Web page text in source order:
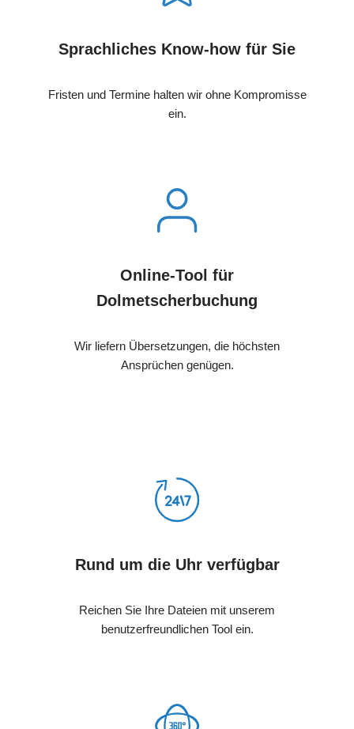
Sprachliches Know-how für Sie
Fristen und Termine halten wir ohne Kompromisse
ein.
Online-Tool für
Dolmetscherbuchung
Wir liefern Übersetzungen, die höchsten
Ansprüchen genügen.
Rund um die Uhr verfügbar
Reichen Sie Ihre Dateien mit unserem
benutzerfreundlichen Tool ein.